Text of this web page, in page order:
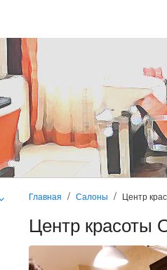
Главная Салоны Центр
Центр красоты